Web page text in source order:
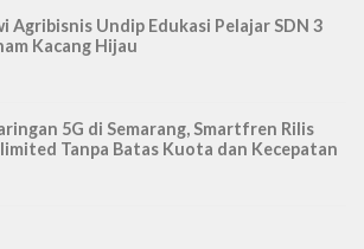
Agribisnis Undip Edukasi Pelajar SDN 3
Kacang Hijau
5G di Semarang, Smartfren Rilis
Tanpa Batas Kuota dan Kecepatan